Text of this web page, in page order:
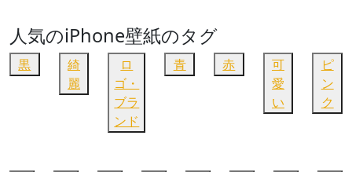
人気のiPhone壁紙のタグ
黒
綺
麗
ロ
ゴ・
ブラ
ンド
青 赤
可
愛
い
ピ
ン
ク